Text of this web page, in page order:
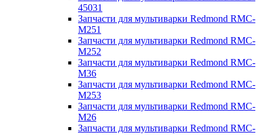
45031
Запчасти для мультиварки Redmond RMC-
M251
Запчасти для мультиварки Redmond RMC-
M252
Запчасти для мультиварки Redmond RMC-
M36
Запчасти для мультиварки Redmond RMC-
M253
Запчасти для мультиварки Redmond RMC-
M26
Запчасти для мультиварки Redmond RMC-